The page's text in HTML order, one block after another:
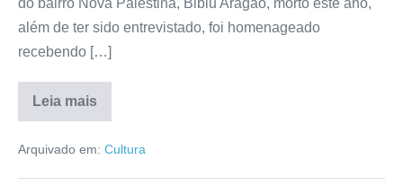
além de ter sido entrevistado, foi homenageado
recebendo […]
Leia mais
Arquivado em: Cultura